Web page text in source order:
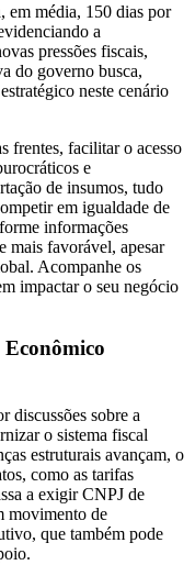
em média, 150 dias por
a
pressões fiscais,
do governo busca,
neste cenário
frentes, facilitar o acesso
e
de insumos, tudo
em igualdade de
informações
mais favorável, apesar
Acompanhe os
impactar o seu negócio
discussões sobre a
o sistema fiscal
estruturais avançam, o
como as tarifas
a exigir CNPJ de
movimento de
que também pode